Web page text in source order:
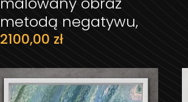
metodą negatywu,
2100,00 zł